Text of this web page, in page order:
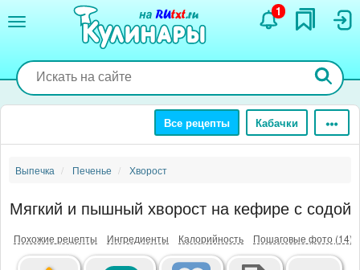
содержанию
1
Все рецепты Кабачки
Выпечка Печенье Хворост
Мягкий и пышный хворост на кефире с содой
Похожие рецепты Ингредиенты Калорийность Пошаговые фото (14)